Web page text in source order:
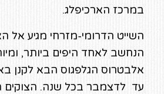
במרכז הארכיפלג.
השייט הדרומי-מזרחי מגיע אל
הנחשב לאחד היפים ביותר,
אלבטרוס הגלפגוס הבא לקנן
עד לדצמבר בכל שנה. הצוקים